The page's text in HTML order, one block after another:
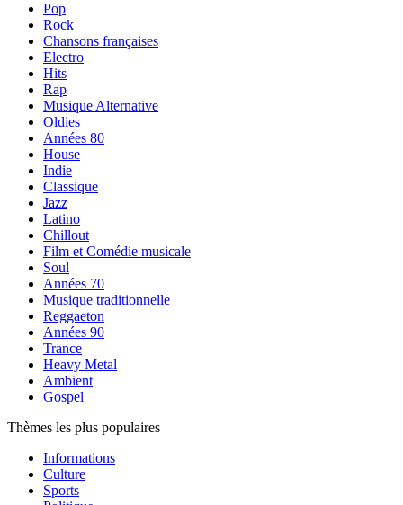
Pop
Rock
Chansons françaises
Electro
Hits
Rap
Musique Alternative
Oldies
Années 80
House
Indie
Classique
Jazz
Latino
Chillout
Film et Comédie musicale
Soul
Années 70
Musique traditionnelle
Reggaeton
Années 90
Trance
Heavy Metal
Ambient
Gospel
Thèmes les plus populaires
Informations
Culture
Sports